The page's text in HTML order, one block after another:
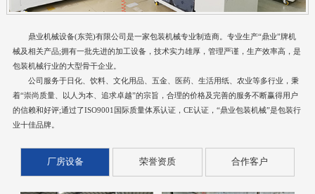
鼎业机械设备(东莞)有限公司是一家包装机械专业制造商。专业生产“鼎业”牌机
械及相关产品;拥有一批先进的加工设备，技术实力雄厚，管理严谨，生产效率高，是
包装机械行业的大型骨干企业。
公司服务于日化、饮料、文化用品、五金、医药、生活用纸、农业等多行业，秉
着“崇尚质量、以人为本、追求卓越”的宗旨，合理的价格及完善的服务不断赢得用户
的信赖和好评;通过了ISO9001国际质量体系认证，CE认证，“鼎业包装机械”是包装行
业十佳品牌。
厂房设备 荣誉资质 合作客户